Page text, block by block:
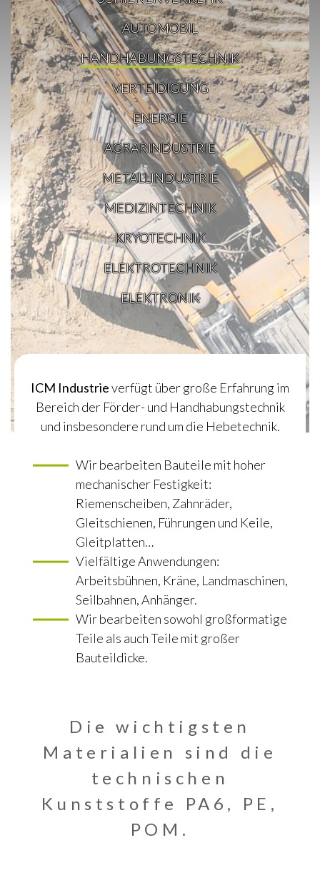
AUTOMOBIL
HANDHABUNGSTECHNIK
VERTEIDIGUNG
ENERGIE
AGRARINDUSTRIE
METALLINDUSTRIE
MEDIZINTECHNIK
KRYOTECHNIK
ELEKTROTECHNIK
ELEKTRONIK
ICM Industrieverfügt über große Erfahrung im
Bereich der Förder- und Handhabungstechnik
und insbesondere rund um die Hebetechnik.
Wir bearbeiten Bauteile mit hoher
mechanischer Festigkeit:
Riemenscheiben, Zahnräder,
Gleitschienen, Führungen und Keile,
Gleitplatten…
Vielfältige Anwendungen:
Arbeitsbühnen, Kräne, Landmaschinen,
Seilbahnen, Anhänger.
Wir bearbeiten sowohl großformatige
Teile als auch Teile mit großer
Bauteildicke.
Die wichtigsten
Materialien sind die
technischen
Kunststoffe PA6, PE,
POM.